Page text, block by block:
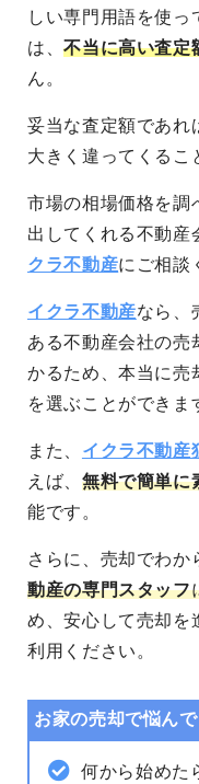
しい専門用語を使
は、不当に高い査定
ん。
妥当な査定額であれ
大きく違ってくるこ
市場の相場価格を調
出してくれる不動産
クラ不動産にご相談
イクラ不動産なら、
ある不動産会社の売
かるため、本当に売
を選ぶことができま
また、 イクラ不動産
えば、 無料で簡単に
能です。
さらに、売却でわか
動産の専門スタッフ
め、安心して売却を
利用ください。
お家の売却で悩ん
何から始めた